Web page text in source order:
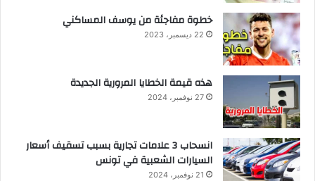
خطوة مفاجئة من يوسف المساكني
22 ديسمبر، 2023
هذه قيمة الخطايا المرورية الجديدة
27 نوفمبر، 2024
انسحاب 3 علامات تجارية بسبب تسقيف أسعار
السيارات الشعبية في تونس
21 نوفمبر، 2024